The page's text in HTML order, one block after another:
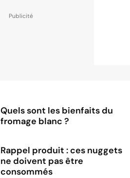
Quels sont les bienfaits du
fromage blanc ?
Rappel produit : ces nuggets
ne doivent pas être
consommés